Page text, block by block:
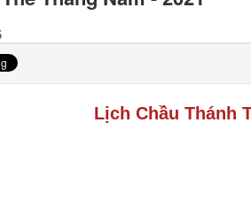
Lịch Chầu Thánh